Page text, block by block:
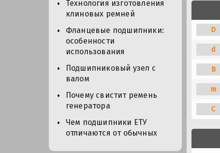
Технология изготовления
клиновых ремней
Фланцевые подшипники:
особенности
использования
Подшипниковый узел с
валом
Почему свистит ремень
генератора
Чем подшипники ЕТУ
отличаются от обычных
D
d
B
m
C